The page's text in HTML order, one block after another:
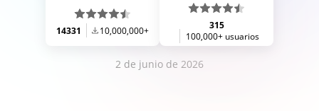
14331 10,000,000+
315
100,000+ usuarios
2 de junio de 2026